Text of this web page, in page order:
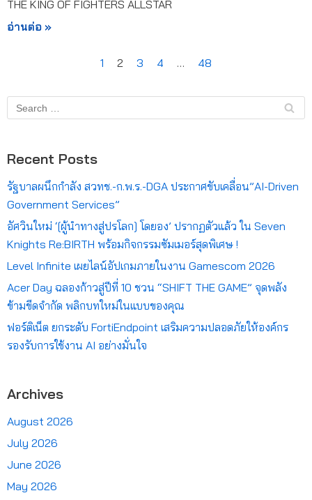
THE KING OF FIGHTERS ALLSTAR
อ่านต่อ »
1 2 3 4 … 48
Recent Posts
รัฐบาลผนึกกำลัง สวทช.-ก.พ.ร.-DGA ประกาศขับเคลื่อน”AI-Driven
Government Services”
อัศวินใหม่ ‘[ผู้นำทางสู่ปรโลก] โดยอง’ ปรากฏตัวแล้ว ใน Seven
Knights Re:BIRTH พร้อมกิจกรรมซัมเมอร์สุดพิเศษ !
Level Infinite เผยไลน์อัปเกมภายในงาน Gamescom 2026
Acer Day ฉลองก้าวสู่ปีที่ 10 ชวน “SHIFT THE GAME” จุดพลัง
ข้ามขีดจำกัด พลิกบทใหม่ในแบบของคุณ
ฟอร์ติเน็ต ยกระดับ FortiEndpoint เสริมความปลอดภัยให้องค์กร
รองรับการใช้งาน AI อย่างมั่นใจ
Archives
August 2026
July 2026
June 2026
May 2026